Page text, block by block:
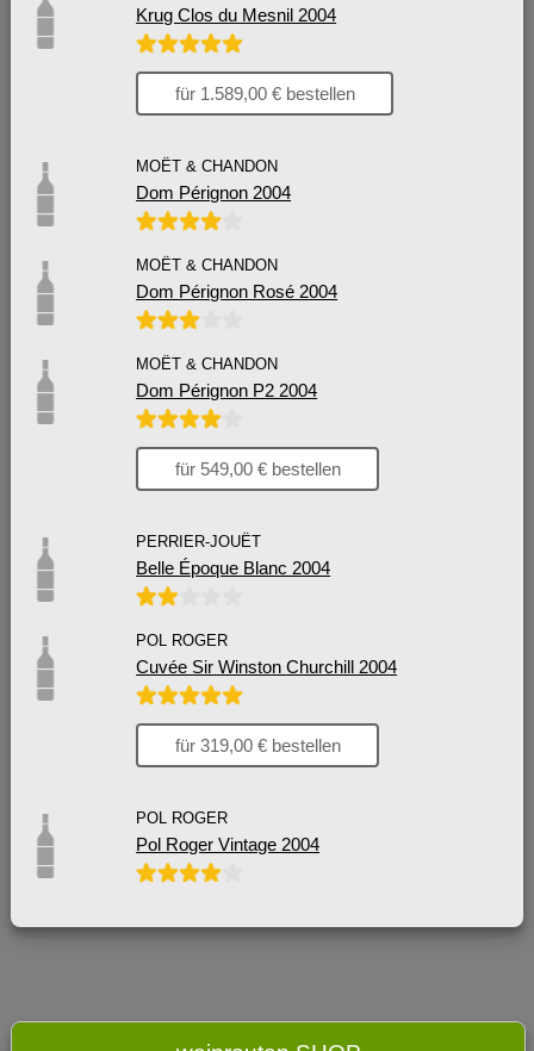
Krug Clos du Mesnil 2004
für 1.589,00 € bestellen
MOËT & CHANDON
Dom Pérignon 2004
MOËT & CHANDON
Dom Pérignon Rosé 2004
MOËT & CHANDON
Dom Pérignon P2 2004
für 549,00 € bestellen
PERRIER-JOUËT
Belle Époque Blanc 2004
POL ROGER
Cuvée Sir Winston Churchill 2004
für 319,00 € bestellen
POL ROGER
Pol Roger Vintage 2004